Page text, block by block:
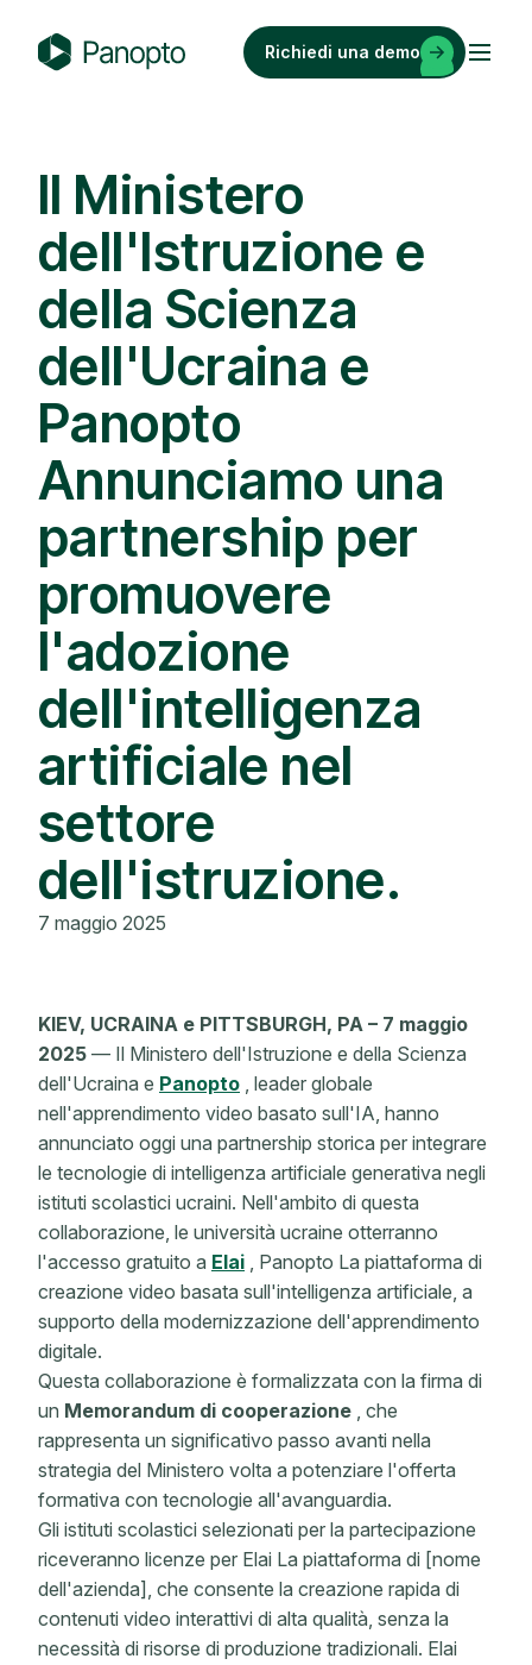
o
o
Richiedi una demo
Il Ministero
dell'Istruzione e
della Scienza
dell'Ucraina e
Panopto
Annunciamo una
partnership per
promuovere
l'adozione
dell'intelligenza
artificiale nel
settore
dell'istruzione.
7 maggio 2025
KIEV, UCRAINA e PITTSBURGH, PA – 7 maggio
2025 — Il Ministero dell'Istruzione e della Scienza
dell'Ucraina e Panopto , leader globale
nell'apprendimento video basato sull'IA, hanno
annunciato oggi una partnership storica per integrare
le tecnologie di intelligenza artificiale generativa negli
istituti scolastici ucraini. Nell'ambito di questa
collaborazione, le università ucraine otterranno
l'accesso gratuito a Elai , Panopto La piattaforma di
creazione video basata sull'intelligenza artificiale, a
supporto della modernizzazione dell'apprendimento
digitale.
Questa collaborazione è formalizzata con la firma di
un Memorandum di cooperazione , che
rappresenta un significativo passo avanti nella
strategia del Ministero volta a potenziare l'offerta
formativa con tecnologie all'avanguardia.
Gli istituti scolastici selezionati per la partecipazione
riceveranno licenze per Elai La piattaforma di [nome
dell'azienda], che consente la creazione rapida di
contenuti video interattivi di alta qualità, senza la
necessità di risorse di produzione tradizionali. Elai